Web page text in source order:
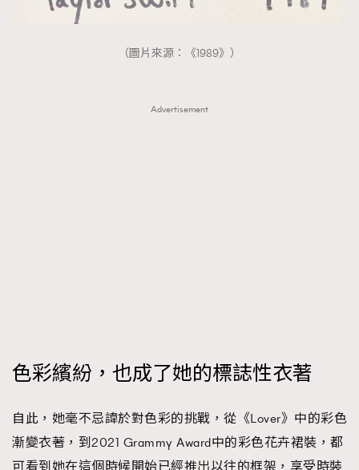
（圖片來源：《1989》）
Advertisement
色彩繽紛，也成了她的標誌性衣著
自此，她毫不忌諱於對色彩的挑戰，從《Lover》中的彩色
漸變衣著，到2021 Grammy Award中的彩色花卉裙裝，都
可看到她在這個時候開始已經推出以往的框架，享受時裝